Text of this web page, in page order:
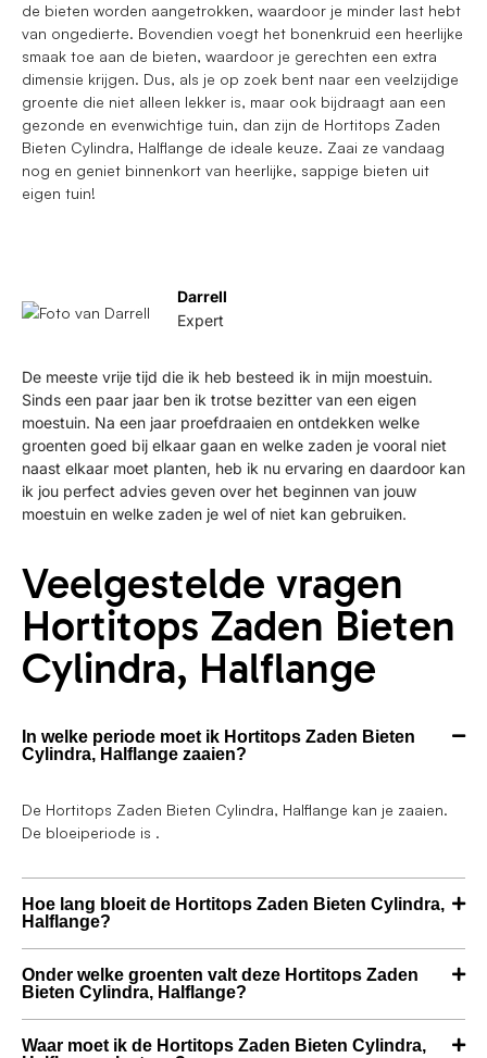
de bieten worden aangetrokken, waardoor je minder last hebt
van ongedierte. Bovendien voegt het bonenkruid een heerlijke
smaak toe aan de bieten, waardoor je gerechten een extra
dimensie krijgen. Dus, als je op zoek bent naar een veelzijdige
groente die niet alleen lekker is, maar ook bijdraagt aan een
gezonde en evenwichtige tuin, dan zijn de Hortitops Zaden
Bieten Cylindra, Halflange de ideale keuze. Zaai ze vandaag
nog en geniet binnenkort van heerlijke, sappige bieten uit
eigen tuin!
Darrell
Expert
De meeste vrije tijd die ik heb besteed ik in mijn moestuin.
Sinds een paar jaar ben ik trotse bezitter van een eigen
moestuin. Na een jaar proefdraaien en ontdekken welke
groenten goed bij elkaar gaan en welke zaden je vooral niet
naast elkaar moet planten, heb ik nu ervaring en daardoor kan
ik jou perfect advies geven over het beginnen van jouw
moestuin en welke zaden je wel of niet kan gebruiken.
Veelgestelde vragen
Hortitops Zaden Bieten
Cylindra, Halflange
In welke periode moet ik Hortitops Zaden Bieten
Cylindra, Halflange zaaien?
De Hortitops Zaden Bieten Cylindra, Halflange kan je zaaien.
De bloeiperiode is .
Hoe lang bloeit de Hortitops Zaden Bieten Cylindra,
Halflange?
Onder welke groenten valt deze Hortitops Zaden
Bieten Cylindra, Halflange?
Waar moet ik de Hortitops Zaden Bieten Cylindra,